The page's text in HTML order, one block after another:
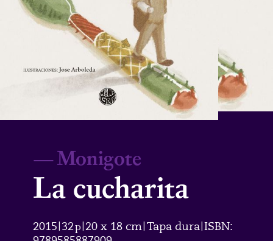
—Monigote
La cucharita
2015 32p 20 x 18 cm Tapa dura ISBN: